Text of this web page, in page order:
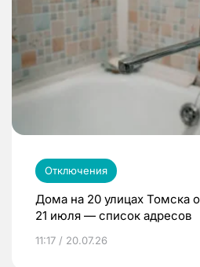
Отключения
Дома на 20 улицах Томска
21 июля — список адресов
11:17 / 20.07.26